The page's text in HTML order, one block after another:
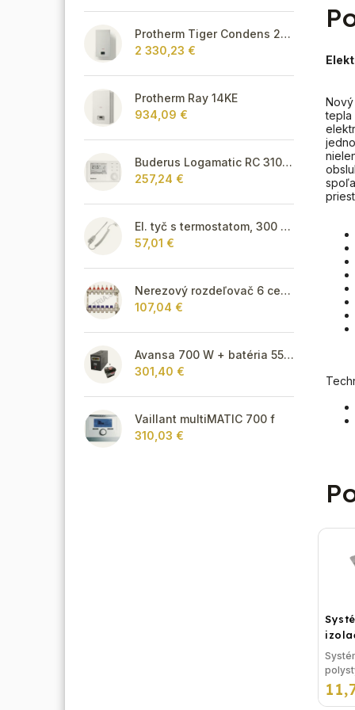
Protherm Tiger Condens 20/26 KKZ 42
2 330,23 €
Protherm Ray 14KE
934,09 €
Buderus Logamatic RC 310 s FA snímačom,biely
257,24 €
El. tyč s termostatom, 300 W - biela
57,01 €
Nerezový rozdeľovač 6 cestný pre podlahové vykurovanie
107,04 €
Avansa 700 W + batéria 55Ah
301,40 €
Vaillant multiMATIC 700 f
310,03 €